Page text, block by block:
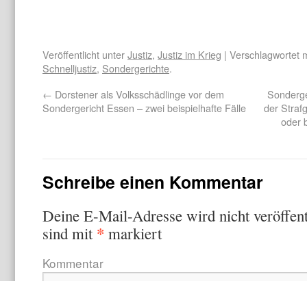
Veröffentlicht unterJustiz, Justiz im Krieg | Verschlagwortet
Schnelljustiz, Sondergerichte.
← Dorstener als Volksschädlinge vor dem
Sondergericht Essen – zwei beispielhafte Fälle
der
oder
Schreibe einen Kommentar
Deine E-Mail-Adresse wird nicht
sind mit * markiert
Kommentar